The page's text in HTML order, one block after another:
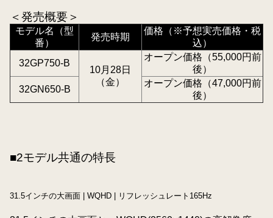
＜発売概要＞
モデル名（型
番）
発売時期
価格（※予想実売価格・税
込）
32GP750-B
10月28日
（金）
オープン価格（55,000円前
後）
32GN650-B
オープン価格（47,000円前
後）
■2モデル共通の特長
31.5インチの大画面 | WQHD | リフレッシュレート165Hz